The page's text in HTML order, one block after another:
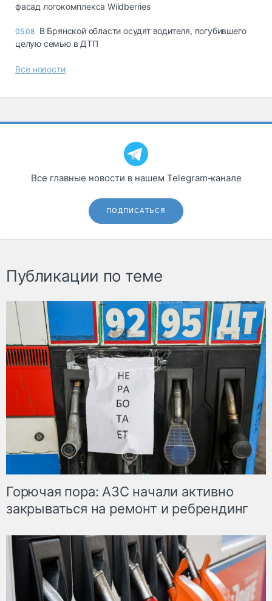
фасад логокомплекса Wildberries
05.08 В Брянской области осудят водителя, погубившего
целую семью в ДТП
Все новости
Все главные новости в нашем Telegram‑канале
ПОДПИСАТЬСЯ
Публикации по теме
Горючая пора: АЗС начали активно
закрываться на ремонт и ребрендинг